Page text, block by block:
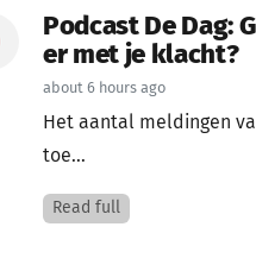
Podcast De Dag:
er met je klacht?
about 6 hours ago
Het aantal meldingen
toe...
Read full